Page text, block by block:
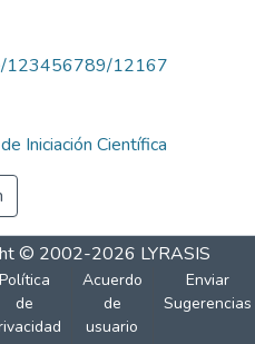
123456789/12167
Iniciación Científica
© 2002-2026 LYRASIS
Política
de
Acuerdo
de
usuario
Enviar
Sugerencias